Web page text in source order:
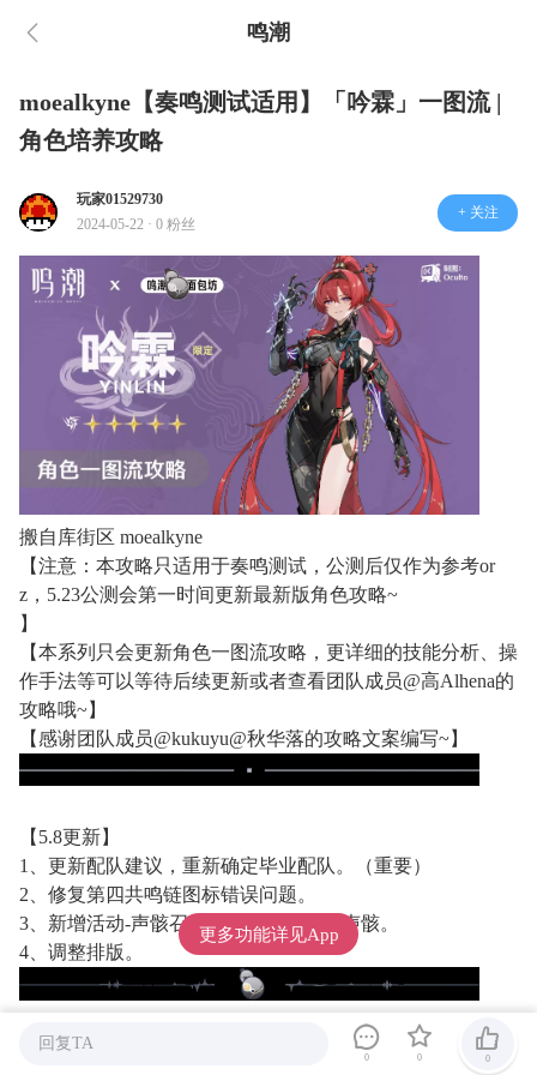
鸣潮
moealkyne【奏鸣测试适用】「吟霖」一图流 |
角色培养攻略
玩家01529730
2024-05-22 · 0 粉丝
+ 关注
搬自库街区 moealkyne
【注意：本攻略只适用于奏鸣测试，公测后仅作为参考or
z，5.23公测会第一时间更新最新版角色攻略~
】
【本系列只会更新角色一图流攻略，更详细的技能分析、操
作手法等可以等待后续更新或者查看团队成员@高Alhena的
攻略哦~】
【感谢团队成员@kukuyu@秋华落的攻略文案编写~】
【5.8更新】
1、更新配队建议，重新确定毕业配队。（重要）
2、修复第四共鸣链图标错误问题。
3、新增活动-声骸召唤标签，修改推荐声骸。
4、调整排版。
各位漂泊者早上中午晚上好呀，这里是肝了一下午的Ocult
回复TA
0 0 0
更多功能详见App